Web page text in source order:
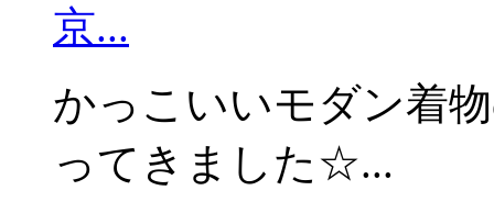
京...
かっこいいモダン着
ってきました☆...